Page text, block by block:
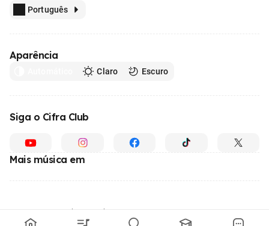
Português
Aparência
Claro Escuro
Siga o Cifra Club
Mais música em
© 1996 - 2026, o maior site de ensino de música do Brasil